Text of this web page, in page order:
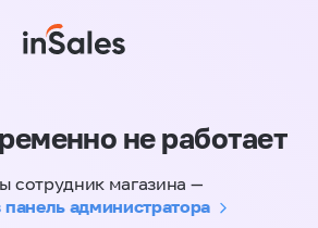
не работает
сотрудник магазина —
панель администратора